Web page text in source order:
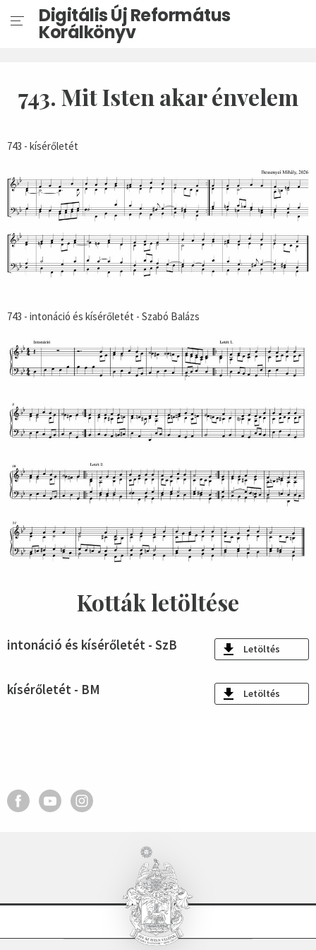
Digitális Új Református
Korálkönyv
743. Mit Isten akar énvelem
743 - kísérőletét
743 - intonáció és kísérőletét - Szabó Balázs
Kották letöltése
intonáció és kísérőletét - SzB Letöltés
kísérőletét - BM Letöltés